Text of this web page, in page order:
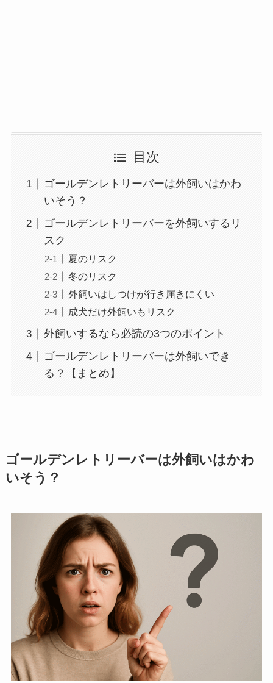
目次
ゴールデンレトリーバーは外飼いはかわ
いそう？
ゴールデンレトリーバーを外飼いするリ
スク
夏のリスク
冬のリスク
外飼いはしつけが行き届きにくい
成犬だけ外飼いもリスク
外飼いするなら必読の3つのポイント
ゴールデンレトリーバーは外飼いでき
る？【まとめ】
ゴールデンレトリーバーは外飼いはかわ
いそう？